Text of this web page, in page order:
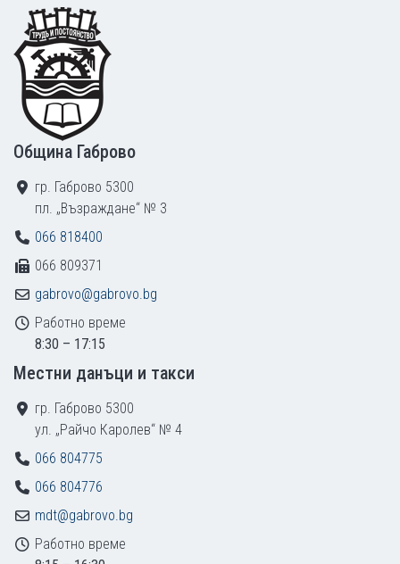
Footer
Община Габрово
гр. Габрово 5300
пл. „Възраждане“ № 3
066 818400
066 809371
gabrovo@gabrovo.bg
Работно време
8:30 – 17:15
Местни данъци и такси
гр. Габрово 5300
ул. „Райчо Каролев“ № 4
066 804775
066 804776
mdt@gabrovo.bg
Работно време